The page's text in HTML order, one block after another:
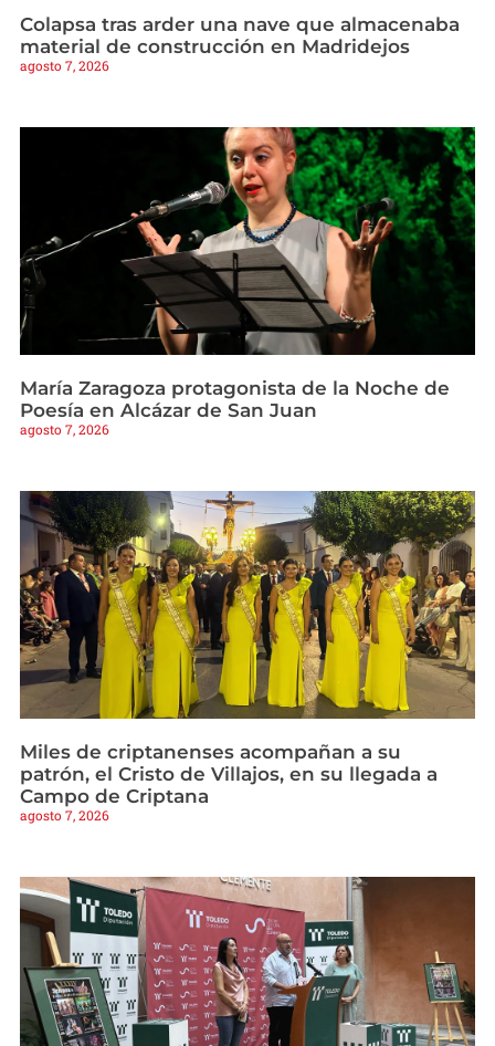
Colapsa tras arder una nave que almacenaba
material de construcción en Madridejos
agosto 7, 2026
María Zaragoza protagonista de la Noche de
Poesía en Alcázar de San Juan
agosto 7, 2026
Miles de criptanenses acompañan a su
patrón, el Cristo de Villajos, en su llegada a
Campo de Criptana
agosto 7, 2026